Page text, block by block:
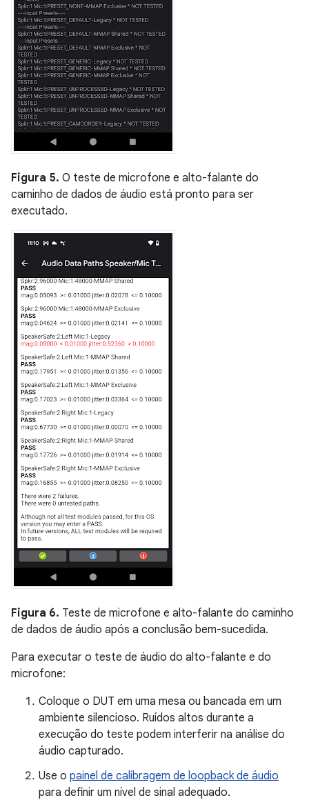
Figura 5. O teste de microfone e alto-falante do
caminho de dados de áudio está pronto para ser
executado.
Figura 6. Teste de microfone e alto-falante do caminho
de dados de áudio após a conclusão bem-sucedida.
Para executar o teste de áudio do alto-falante e do
microfone:
Coloque o DUT em uma mesa ou bancada em um
ambiente silencioso. Ruídos altos durante a
execução do teste podem interferir na análise do
áudio capturado.
Use o painel de calibragem de loopback de áudio
para definir um nível de sinal adequado.